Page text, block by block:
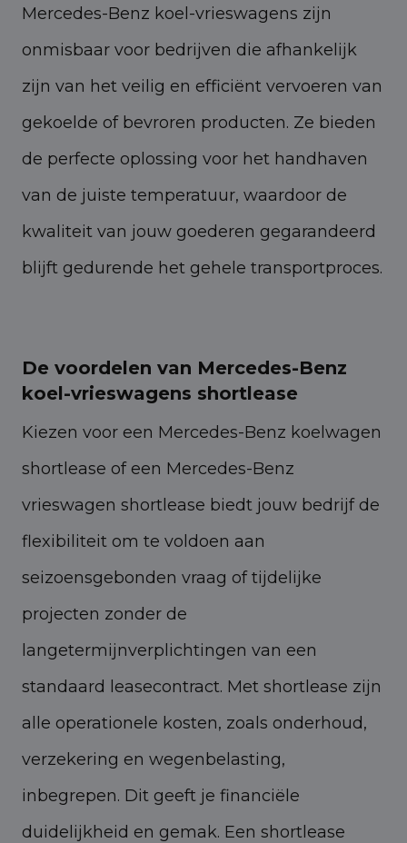
Mercedes-Benz koel-vrieswagens zijn
onmisbaar voor bedrijven die afhankelijk
zijn van het veilig en efficiënt vervoeren van
gekoelde of bevroren producten. Ze bieden
de perfecte oplossing voor het handhaven
van de juiste temperatuur, waardoor de
kwaliteit van jouw goederen gegarandeerd
blijft gedurende het gehele transportproces.
De voordelen van Mercedes-Benz
koel-vrieswagens shortlease
Kiezen voor een Mercedes-Benz koelwagen
shortlease of een Mercedes-Benz
vrieswagen shortlease biedt jouw bedrijf de
flexibiliteit om te voldoen aan
seizoensgebonden vraag of tijdelijke
projecten zonder de
langetermijnverplichtingen van een
standaard leasecontract. Met shortlease zijn
alle operationele kosten, zoals onderhoud,
verzekering en wegenbelasting,
inbegrepen. Dit geeft je financiële
duidelijkheid en gemak. Een shortlease